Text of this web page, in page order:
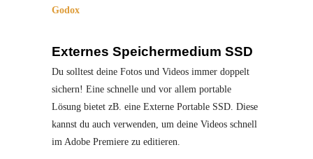
Godox
Externes Speichermedium SSD
Du solltest deine Fotos und Videos immer doppelt
sichern! Eine schnelle und vor allem portable
Lösung bietet zB. eine Externe Portable SSD. Diese
kannst du auch verwenden, um deine Videos schnell
im Adobe Premiere zu editieren.